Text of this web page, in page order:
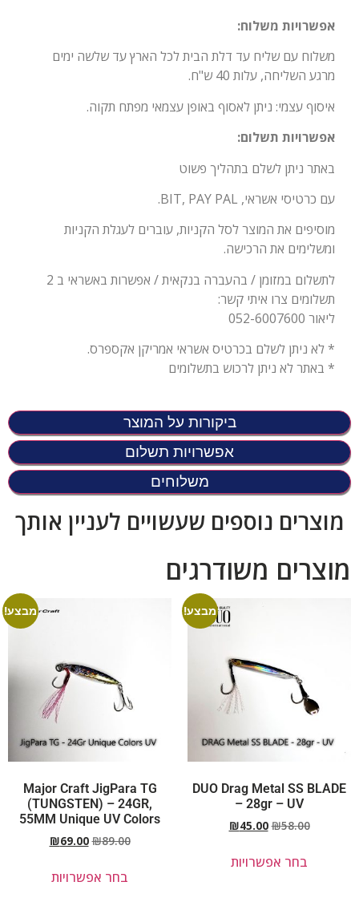
ביקורות על המוצר
אפשרויות תשלום
משלוחים
אפשרויות משלוח:
משלוח עם שליח עד דלת הבית לכל הארץ עד שלשה ימים
מרגע השליחה, עלות 40 ש"ח.
איסוף עצמי: ניתן לאסוף באופן עצמאי מפתח תקוה.
אפשרויות תשלום:
באתר ניתן לשלם בתהליך פשוט
עם כרטיסי אשראי, BIT, PAY PAL.
מוסיפים את המוצר לסל הקניות, עוברים לעגלת הקניות
ומשלימים את הרכישה.
לתשלום במזומן / בהעברה בנקאית / אפשרות באשראי ב 2
תשלומים צרו איתי קשר:
ליאור 052-6007600
* לא ניתן לשלם בכרטיס אשראי אמריקן אקספרס.
* באתר לא ניתן לרכוש בתשלומים
מוצרים נוספים שעשויים לעניין אותך
מוצרים משודרגים
מבצע!
DUO Drag Metal SS BLADE
– 28gr – UV
₪58.00
₪45.00
בחר אפשרויות
מבצע!
Major Craft JigPara TG
(TUNGSTEN) – 24GR,
55MM Unique UV Colors
₪89.00
₪69.00
בחר אפשרויות